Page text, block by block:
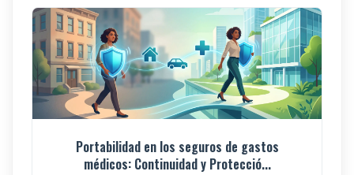
Portabilidad en los seguros de gastos
médicos: Continuidad y Protecció...